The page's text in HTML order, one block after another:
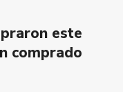
este
comprado